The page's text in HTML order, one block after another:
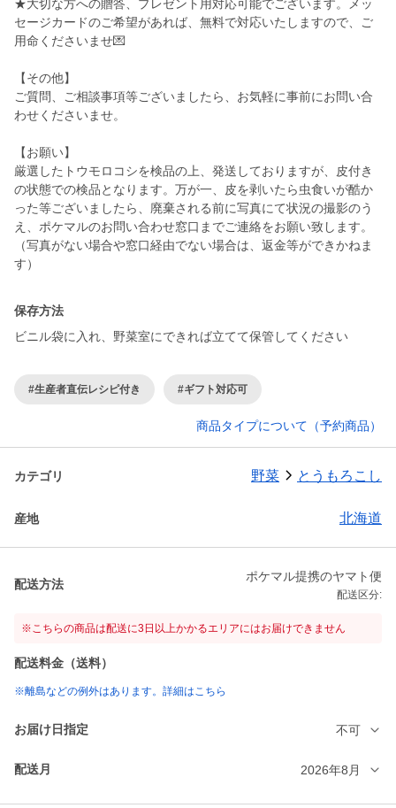
★大切な方への贈答、プレゼント用対応可能でございます。メッ
セージカードのご希望があれば、無料で対応いたしますので、ご
用命くださいませ💌
【その他】
ご質問、ご相談事項等ございましたら、お気軽に事前にお問い合
わせくださいませ。
【お願い】
厳選したトウモロコシを検品の上、発送しておりますが、皮付き
の状態での検品となります。万が一、皮を剥いたら虫食いが酷か
った等ございましたら、廃棄される前に写真にて状況の撮影のう
え、ポケマルのお問い合わせ窓口までご連絡をお願い致します。
（写真がない場合や窓口経由でない場合は、返金等ができかねま
す）
保存方法
ビニル袋に入れ、野菜室にできれば立てて保管してください
#生産者直伝レシピ付き #ギフト対応可
商品タイプについて（予約商品）
カテゴリ 野菜 とうもろこし
産地 北海道
配送方法
ポケマル提携のヤマト便
配送区分:
※こちらの商品は配送に3日以上かかるエリアにはお届けできません
配送料金（送料）
※離島などの例外はあります。詳細はこちら
お届け日指定 不可
配送月 2026年8月